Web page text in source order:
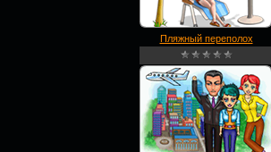
Пляжный переполох